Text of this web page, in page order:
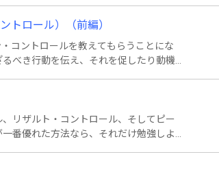
トロール）（前編）
コントロールを教えてもらうことにな
べき行動を伝え、それを促したり動機
てもらいました。
リザルト・コントロール、そしてピー
番優れた方法なら、それだけ勉強しよ